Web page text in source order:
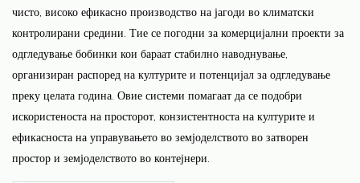
чисто, високо ефикасно производство на јагоди во климатски
контролирани средини. Тие се погодни за комерцијални проекти за
одгледување бобинки кои бараат стабилно наводнување,
организиран распоред на културите и потенцијал за одгледување
преку целата година. Овие системи помагаат да се подобри
искористеноста на просторот, конзистентноста на културите и
ефикасноста на управувањето во земјоделството во затворен
простор и земјоделството во контејнери.